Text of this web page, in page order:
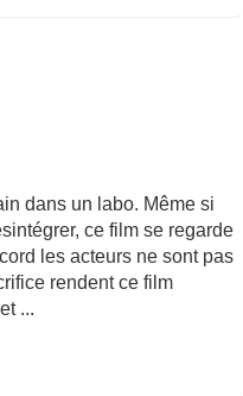
dans un labo. Même si
ce film se regarde
les acteurs ne sont pas
rendent ce film
...